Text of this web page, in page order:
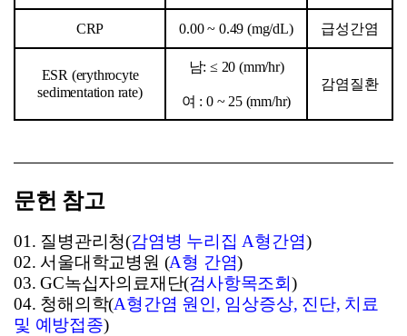
CRP 0.00 ~ 0.49 (mg/dL) 급성간염
ESR (erythrocyte
sedimentation rate)
남: ≤ 20 (mm/hr)
여 : 0 ~ 25 (mm/hr)
감염질환
문헌 참고
01. 질병관리청(감염병 누리집 A형간염)
02. 서울대학교병원 (A형 간염)
03. GC녹십자의료재단(검사항목조회)
04. 청해의학(A형간염 원인, 임상증상, 진단, 치료
및 예방접종)